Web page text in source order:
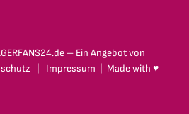
– Ein Angebot von
Impressum | Made with ♥